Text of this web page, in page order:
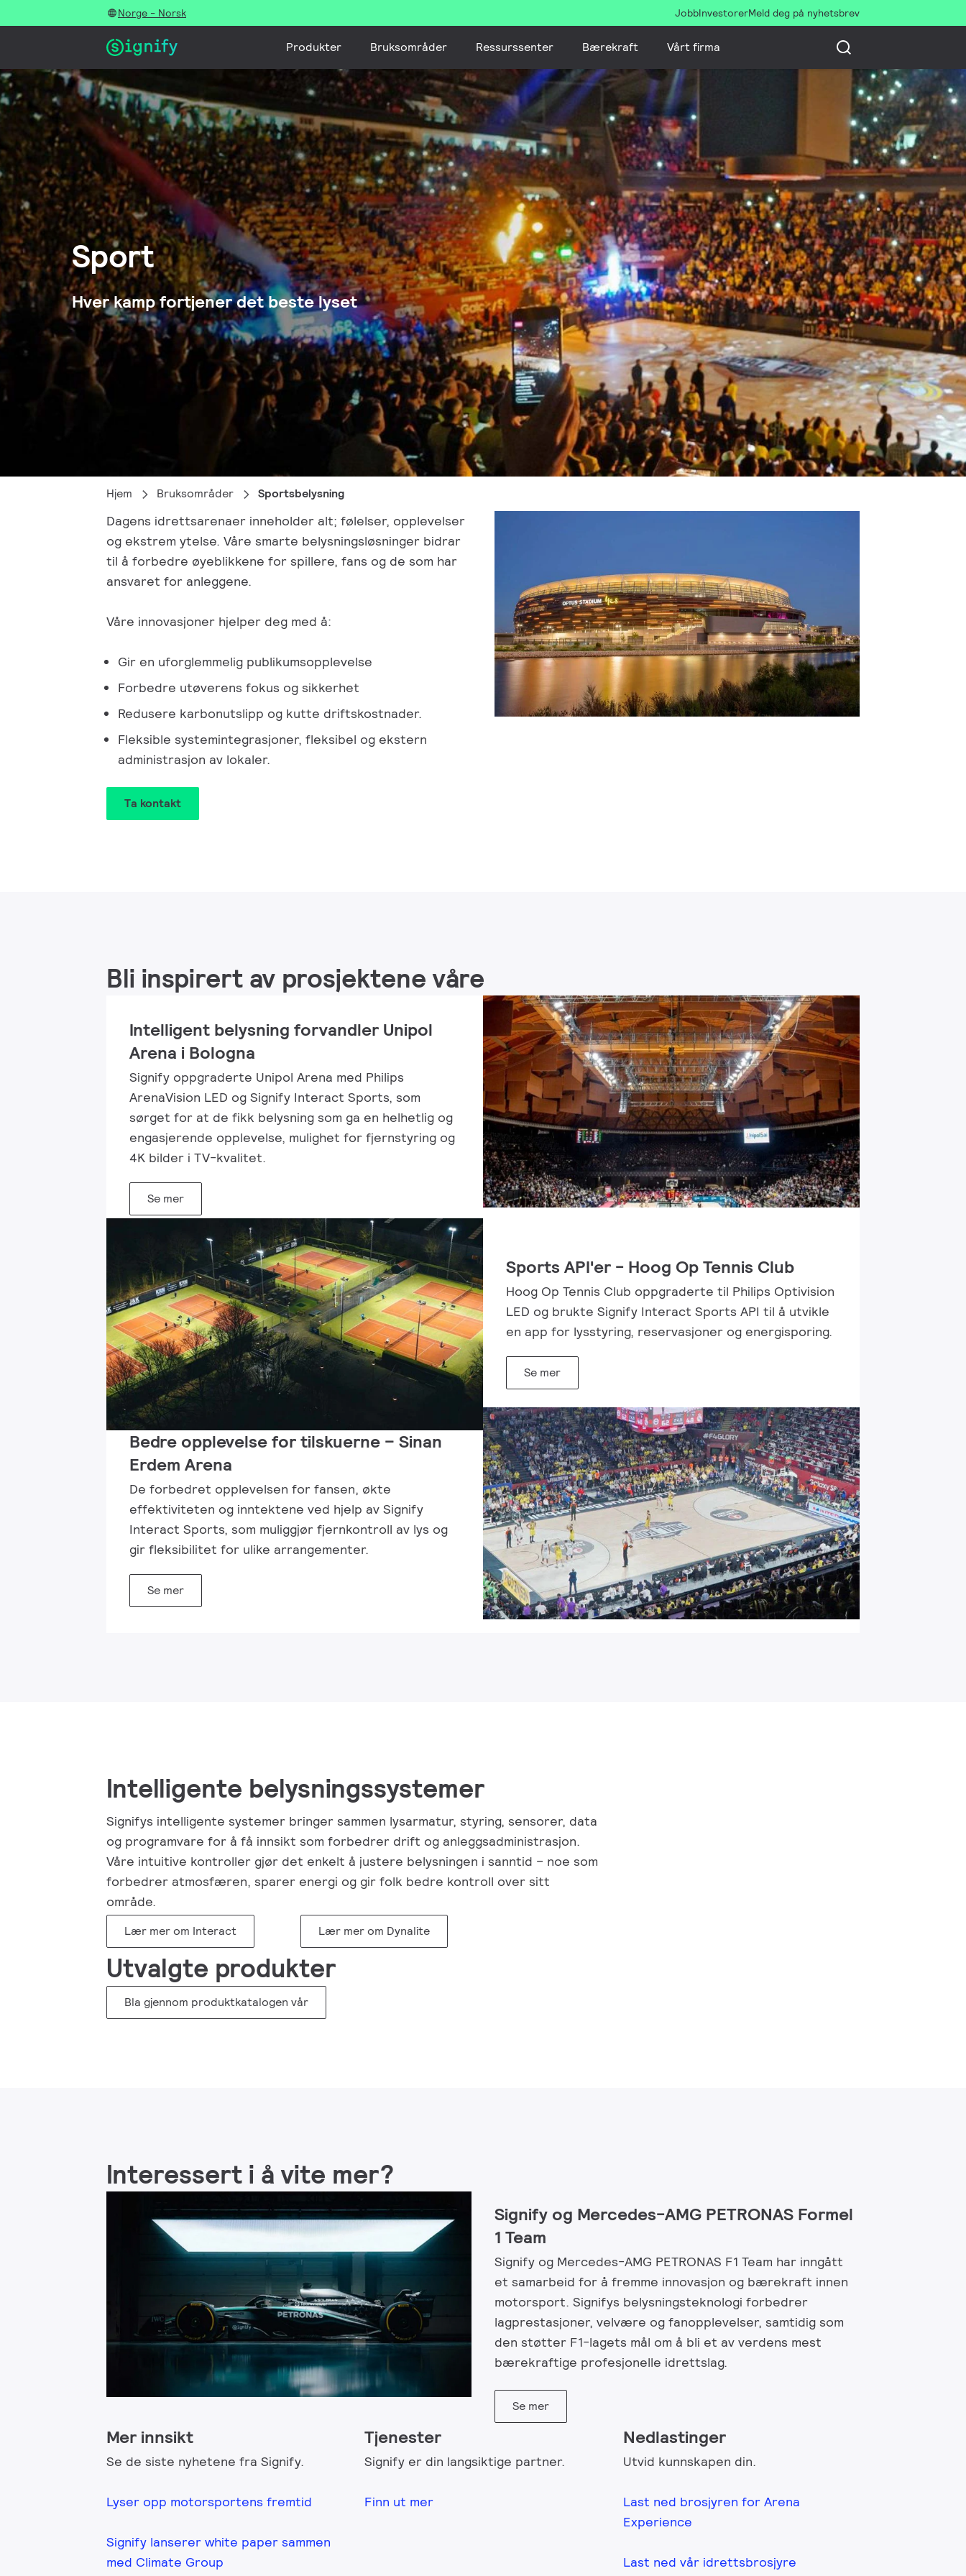
Norge - Norsk JobbInvestorerMeld deg på nyhetsbrev
Produkter Bruksområder Ressurssenter Bærekraft Vårt firma
Sport
Hver kamp fortjener det beste lyset
Hjem Bruksområder Sportsbelysning
Dagens idrettsarenaer inneholder alt; følelser, opplevelser
og ekstrem ytelse. Våre smarte belysningsløsninger bidrar
til å forbedre øyeblikkene for spillere, fans og de som har
ansvaret for anleggene.
Våre innovasjoner hjelper deg med å:
Gir en uforglemmelig publikumsopplevelse
Forbedre utøverens fokus og sikkerhet
Redusere karbonutslipp og kutte driftskostnader.
Fleksible systemintegrasjoner, fleksibel og ekstern
administrasjon av lokaler.
Ta kontakt
Bli inspirert av prosjektene våre
Intelligent belysning forvandler Unipol
Arena i Bologna
Signify oppgraderte Unipol Arena med Philips
ArenaVision LED og Signify Interact Sports, som
sørget for at de fikk belysning som ga en helhetlig og
engasjerende opplevelse, mulighet for fjernstyring og
4K bilder i TV-kvalitet.
Se mer
Sports API'er - Hoog Op Tennis Club
Hoog Op Tennis Club oppgraderte til Philips Optivision
LED og brukte Signify Interact Sports API til å utvikle
en app for lysstyring, reservasjoner og energisporing.
Se mer
Bedre opplevelse for tilskuerne – Sinan
Erdem Arena
De forbedret opplevelsen for fansen, økte
effektiviteten og inntektene ved hjelp av Signify
Interact Sports, som muliggjør fjernkontroll av lys og
gir fleksibilitet for ulike arrangementer.
Se mer
Intelligente belysningssystemer
Signifys intelligente systemer bringer sammen lysarmatur, styring, sensorer, data
og programvare for å få innsikt som forbedrer drift og anleggsadministrasjon.
Våre intuitive kontroller gjør det enkelt å justere belysningen i sanntid – noe som
forbedrer atmosfæren, sparer energi og gir folk bedre kontroll over sitt
område.
Lær mer om Interact Lær mer om Dynalite
Utvalgte produkter
Bla gjennom produktkatalogen vår
Interessert i å vite mer?
Signify og Mercedes-AMG PETRONAS Formel
1 Team
Signify og Mercedes-AMG PETRONAS F1 Team har inngått
et samarbeid for å fremme innovasjon og bærekraft innen
motorsport. Signifys belysningsteknologi forbedrer
lagprestasjoner, velvære og fanopplevelser, samtidig som
den støtter F1-lagets mål om å bli et av verdens mest
bærekraftige profesjonelle idrettslag.
Se mer
Mer innsikt
Se de siste nyhetene fra Signify.
Lyser opp motorsportens fremtid
Signify lanserer white paper sammen
med Climate Group
Tjenester
Signify er din langsiktige partner.
Finn ut mer
Nedlastinger
Utvid kunnskapen din.
Last ned brosjyren for Arena
Experience
Last ned vår idrettsbrosjyre